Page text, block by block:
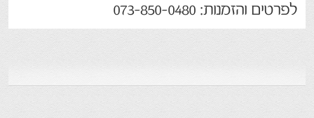
לפרטים והזמנות: 073-850-0480